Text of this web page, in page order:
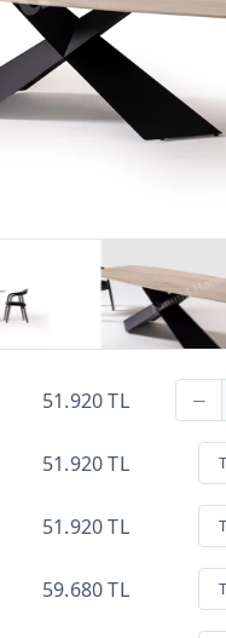
51.920 TL
51.920 TL
51.920 TL
59.680 TL